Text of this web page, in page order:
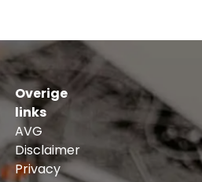
Overige
links
AVG
Disclaimer
Privacy